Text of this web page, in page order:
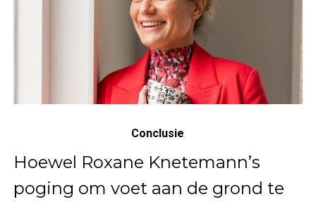
Conclusie
Hoewel Roxane Knetemann’s
poging om voet aan de grond te